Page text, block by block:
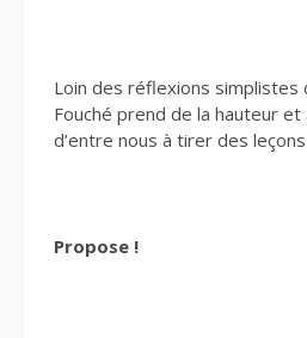
Loin des réflexions simplistes
Fouché prend de la hauteur et
d’entre nous à tirer des
Propose !